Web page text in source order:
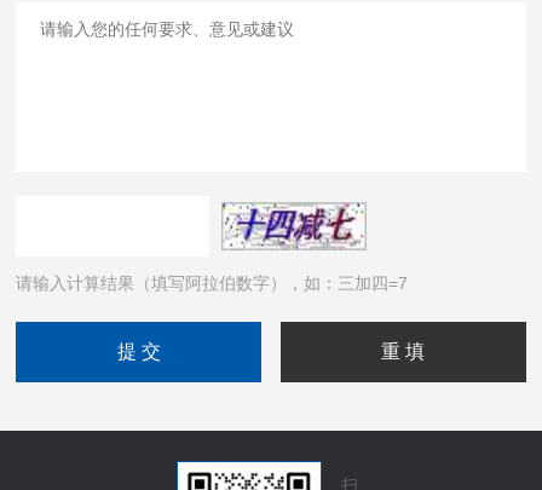
请输入计算结果（填写阿拉伯数字），如：三加四=7
扫